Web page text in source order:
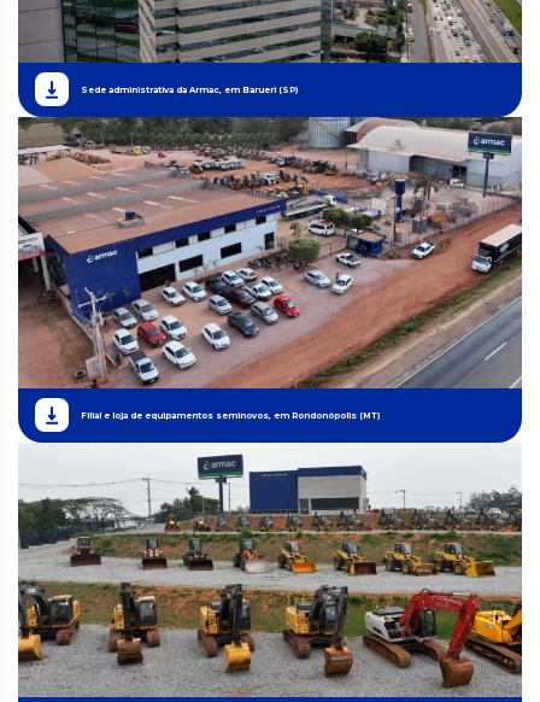
Sede administrativa da Armac, em Barueri (SP)
Filial e loja de equipamentos seminovos, em Rondonópolis (MT)